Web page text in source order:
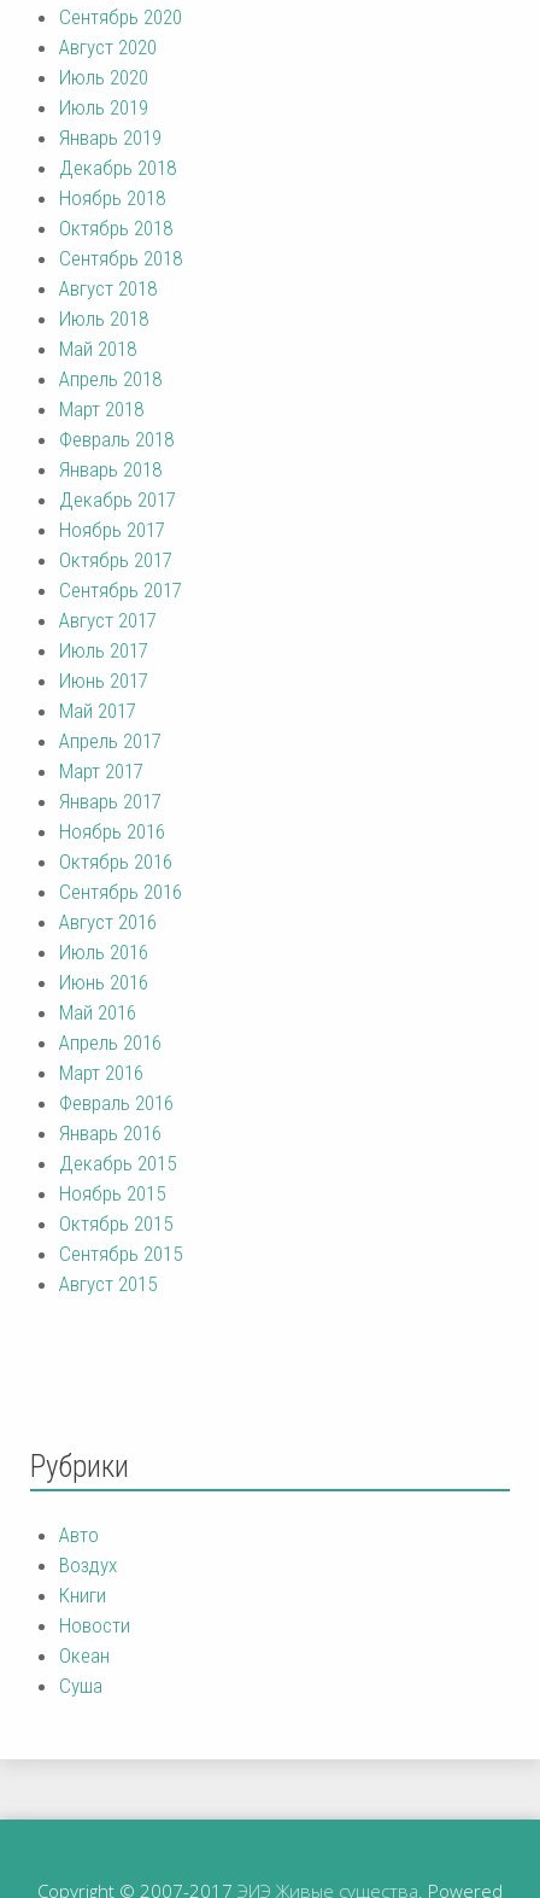
Сентябрь 2020
Август 2020
Июль 2020
Июль 2019
Январь 2019
Декабрь 2018
Ноябрь 2018
Октябрь 2018
Сентябрь 2018
Август 2018
Июль 2018
Май 2018
Апрель 2018
Март 2018
Февраль 2018
Январь 2018
Декабрь 2017
Ноябрь 2017
Октябрь 2017
Сентябрь 2017
Август 2017
Июль 2017
Июнь 2017
Май 2017
Апрель 2017
Март 2017
Январь 2017
Ноябрь 2016
Октябрь 2016
Сентябрь 2016
Август 2016
Июль 2016
Июнь 2016
Май 2016
Апрель 2016
Март 2016
Февраль 2016
Январь 2016
Декабрь 2015
Ноябрь 2015
Октябрь 2015
Сентябрь 2015
Август 2015
Рубрики
Авто
Воздух
Книги
Новости
Океан
Суша
Copyright © 2007-2017 ЭИЭ Живые существа . Powered